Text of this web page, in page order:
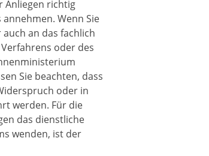
Anliegen richtig
Wenn Sie
an das fachlich
oder des
Sie beachten, dass
oder in
werden. Für die
das dienstliche
wenden, ist der